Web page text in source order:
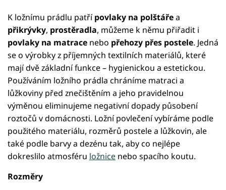
K ložnímu prádlu patřípovlaky na polštářea
přikrývky, prostěradla, můžeme k němu přiřadit i
povlaky na matrace nebo přehozy přes postele. Jedná
se o výrobky z příjemných textilních materiálů, které
mají dvě základní funkce – hygienickou a estetickou.
Používáním ložního prádla chráníme matraci a
lůžkoviny před znečištěním a jeho pravidelnou
výměnou eliminujeme negativní dopady působení
roztočů v domácnosti. Ložní povlečení vybíráme podle
použitého materiálu, rozměrů postele a lůžkovin, ale
také podle barvy a dezénu tak, aby co nejlépe
dokreslilo atmosféru ložnice nebo spacího koutu.
Rozměry